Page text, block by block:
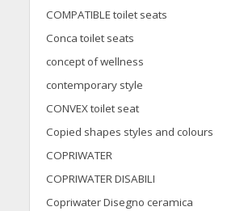
COMPATIBLE toilet seats
Conca toilet seats
concept of wellness
contemporary style
CONVEX toilet seat
Copied shapes styles and colours
COPRIWATER
COPRIWATER DISABILI
Copriwater Disegno ceramica